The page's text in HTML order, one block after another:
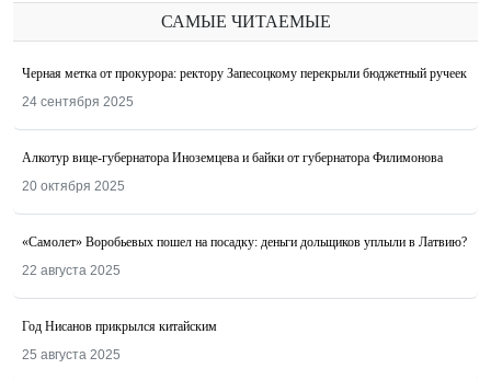
САМЫЕ ЧИТАЕМЫЕ
Черная метка от прокурора: ректору Запесоцкому перекрыли бюджетный ручеек
24 сентября 2025
Алкотур вице-губернатора Иноземцева и байки от губернатора Филимонова
20 октября 2025
«Самолет» Воробьевых пошел на посадку: деньги дольщиков уплыли в Латвию?
22 августа 2025
Год Нисанов прикрылся китайским
25 августа 2025